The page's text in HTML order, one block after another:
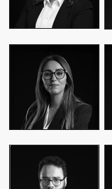
MOUNA EL AZIM
DIRECTOR OF
OPERATIONS
MEKHTOUME
PMO CHANGE &